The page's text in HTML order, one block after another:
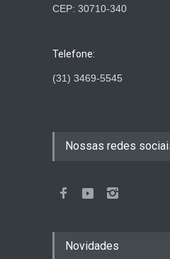
CEP: 30710-340
Telefone:
(31) 3469-5545
Nossas redes
Novidades